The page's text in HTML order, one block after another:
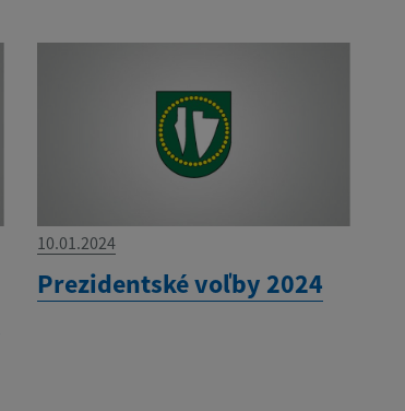
10.01.2024
Prezidentské voľby 2024